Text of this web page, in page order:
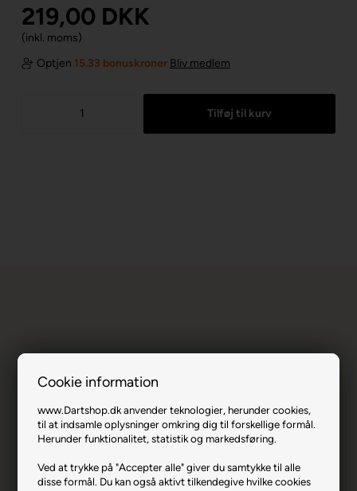
Cookie information
www.Dartshop.dk anvender teknologier, herunder cookies,
til at indsamle oplysninger omkring dig til forskellige formål.
Herunder funktionalitet, statistik og markedsføring.
Ved at trykke på "Accepter alle" giver du samtykke til alle
disse formål. Du kan også aktivt tilkendegive hvilke cookies
219,00 DKK
(inkl. moms)
Optjen 15.33 bonuskroner Bliv medlem
One80 Master D-Box Taske (lilla).
Varenr.: 0724-2577
Producent
One80
Producentadresse
Gollierstrasse 70, DE-
80339 Munchen